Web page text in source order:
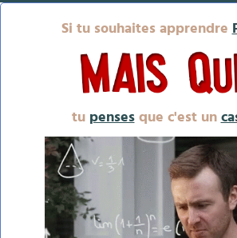
Si tu souhaites apprendre
tu pensesque c'est un